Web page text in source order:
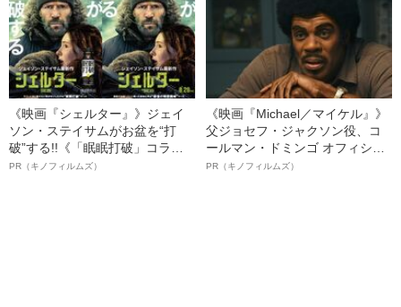
《映画『シェルター』》ジェイ
ソン・ステイサムがお盆を“打
破”する!!《「眠眠打破」コラ
ボ》
PR（キノフィルムズ）
《映画『Michael／マイケル』》
父ジョセフ・ジャクソン役、コ
ールマン・ドミンゴ オフィシャ
ルインタビュー“観客を魅了した
PR（キノフィルムズ）